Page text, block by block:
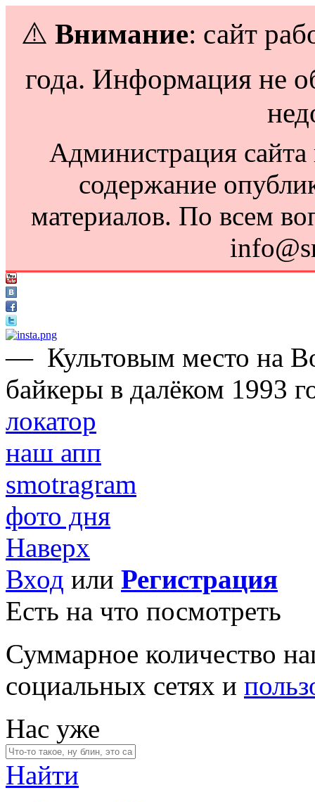
⚠️ Внимание: сайт
года. Информация не
Администрация сайта
содержание
материалов. По всем
— Культовым место на
байкеры в далёком 1993
локатор
наш апп
smotragram
фото дня
Наверх
Вход или Регистрация
Есть на что посмотреть
Суммарное количество
социальных сетях и
Нас уже
Найти